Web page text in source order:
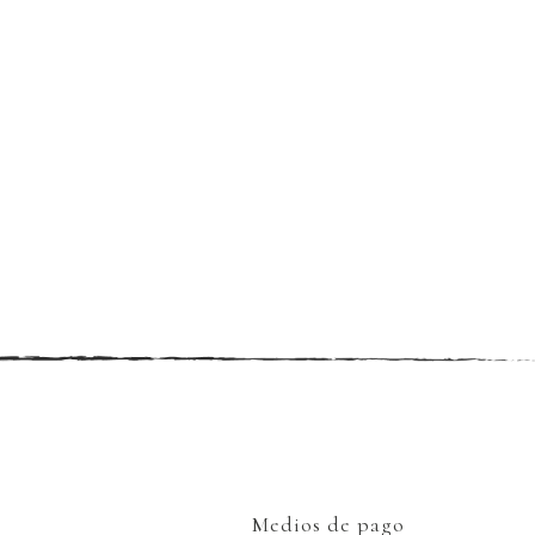
Medios de pago